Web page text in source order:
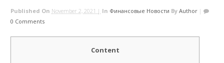
Published On November 2, 2021 | In Финансовые Новости By Author |
0 Comments
Content